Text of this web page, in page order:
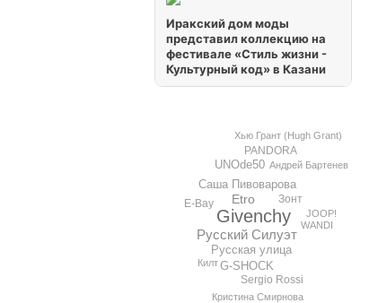
Иракский дом моды
представил коллекцию на
фестивале «Стиль жизни -
Культурный код» в Казани
Givenchy
Русский Силуэт
Etro
Русская улица
Саша Пивоварова
UNOde50
G-SHOCK
Зонт
PANDORA
Sergio Rossi
E-Bay
Кристина Смирнова
WANDI
Килт
JOOP!
Андрей Бартенев
Хью Грант (Hugh Grant)